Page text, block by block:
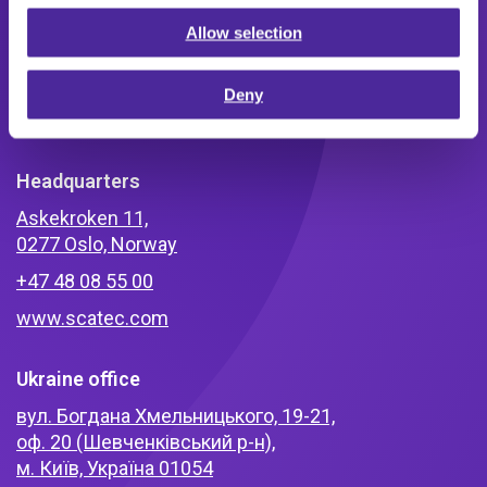
Allow selection
Deny
Headquarters
Askekroken 11,
0277 Oslo, Norway
+47 48 08 55 00
www.scatec.com
Ukraine office
вул. Богдана Хмельницького, 19-21,
оф. 20 (Шевченківський р-н),
м. Київ, Україна 01054